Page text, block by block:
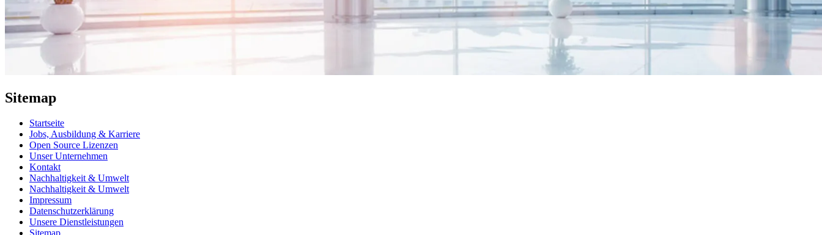
Sitemap
Startseite
Jobs, Ausbildung & Karriere
Open Source Lizenzen
Unser Unternehmen
Kontakt
Nachhaltigkeit & Umwelt
Nachhaltigkeit & Umwelt
Impressum
Datenschutzerklärung
Unsere Dienstleistungen